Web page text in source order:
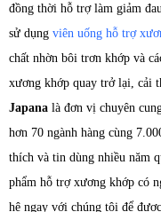
đồng thời hỗ trợ làm giảm
sử dụng viên uống hỗ trợ
chất nhờn bôi trơn khớp và
xương khớp quay trở lại, cải
Japana là đơn vị chuyên
hơn 70 ngành hàng cùng
thích và tin dùng nhiều năm
phẩm hỗ trợ xương khớp có
hệ ngay với chúng tôi để